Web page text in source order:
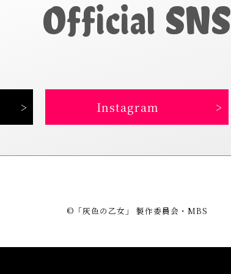
Official SNS
Instagram
©「灰色の乙女」 製作委員会・MBS